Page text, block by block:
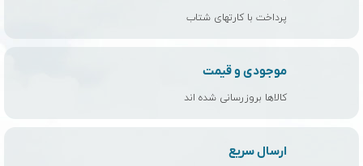
پرداخت با کارتهای شتاب
موجودی و قیمت
کالاها بروزرسانی شده اند
ارسال سریع